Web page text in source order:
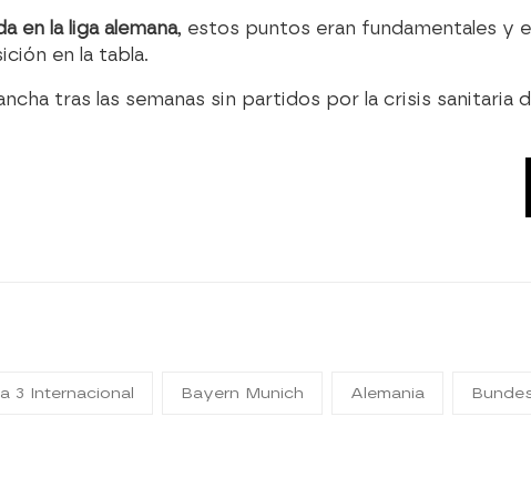
en la liga alemana, estos puntos eran fundamentales y
en la tabla.
tras las semanas sin partidos por la crisis sanitaria
3 Internacional Bayern Munich Alemania